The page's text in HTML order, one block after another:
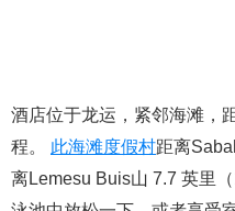
酒店位于龙运，紧邻海滩，
程。 此海滩度假村距离
离Lemesu Buis山 7.7 英里